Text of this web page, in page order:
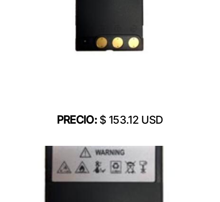
PRECIO:$ 153.12 USD